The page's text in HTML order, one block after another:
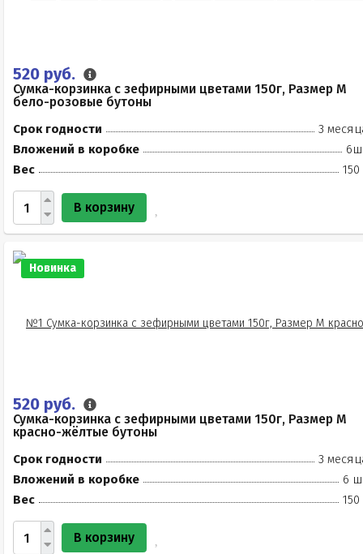
520 руб.
Сумка-корзинка с зефирными цветами 150г, Размер М
бело-розовые бутоны
Срок годности
3
Вложений в коробке
Вес
150
В корзину
Новинка
520 руб.
Сумка-корзинка с зефирными цветами 150г, Размер М
красно-жёлтые бутоны
Срок годности
3
Вложений в коробке
6
Вес
150
В корзину